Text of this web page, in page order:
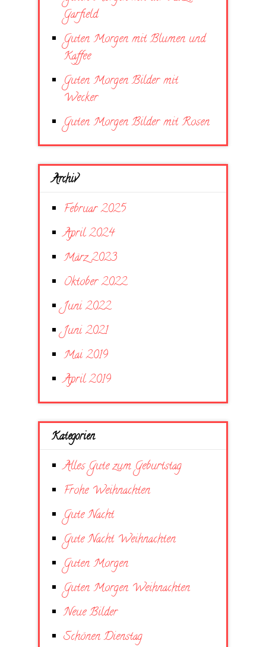
Garfield
Guten Morgen mit Blumen und
Kaffee
Guten Morgen Bilder mit
Wecker
Guten Morgen Bilder mit Rosen
Archiv
Februar 2025
April 2024
März 2023
Oktober 2022
Juni 2022
Juni 2021
Mai 2019
April 2019
Kategorien
Alles Gute zum Geburtstag
Frohe Weihnachten
Gute Nacht
Gute Nacht Weihnachten
Guten Morgen
Guten Morgen Weihnachten
Neue Bilder
Schönen Dienstag